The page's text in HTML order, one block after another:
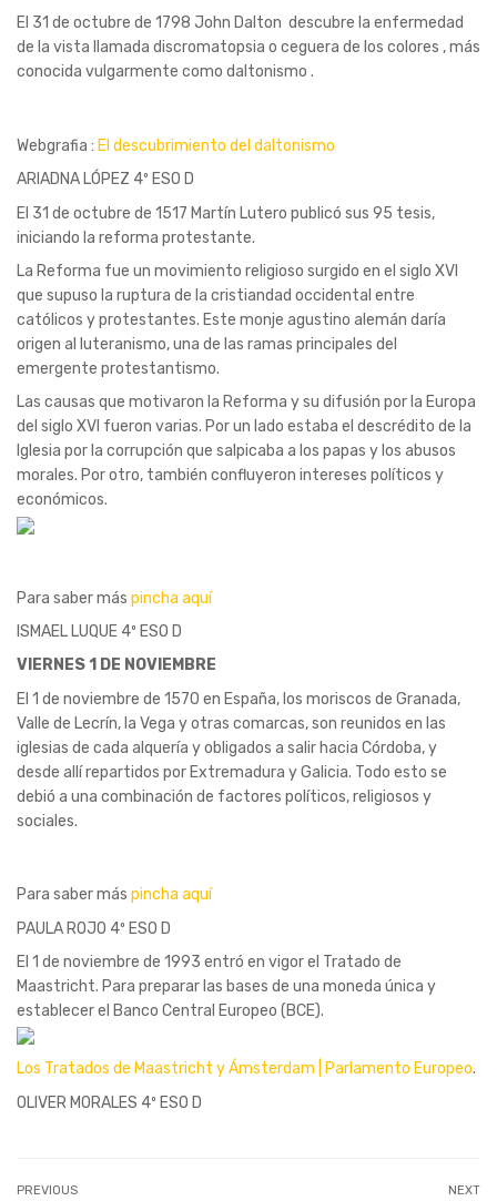
El 31 de octubre de 1798 John Dalton descubre la enfermedad
de la vista llamada discromatopsia o ceguera de los colores , más
conocida vulgarmente como daltonismo .
Webgrafia : El descubrimiento del daltonismo
ARIADNA LÓPEZ 4º ESO D
El 31 de octubre de 1517 Martín Lutero publicó sus 95 tesis,
iniciando la reforma protestante.
La Reforma fue un movimiento religioso surgido en el siglo XVI
que supuso la ruptura de la cristiandad occidental entre
católicos y protestantes. Este monje agustino alemán daría
origen al luteranismo, una de las ramas principales del
emergente protestantismo.
Las causas que motivaron la Reforma y su difusión por la Europa
del siglo XVI fueron varias. Por un lado estaba el descrédito de la
Iglesia por la corrupción que salpicaba a los papas y los abusos
morales. Por otro, también confluyeron intereses políticos y
económicos.
Para saber más pincha aquí
ISMAEL LUQUE 4º ESO D
VIERNES 1 DE NOVIEMBRE
El 1 de noviembre de 1570 en España, los moriscos de Granada,
Valle de Lecrín, la Vega y otras comarcas, son reunidos en las
iglesias de cada alquería y obligados a salir hacia Córdoba, y
desde allí repartidos por Extremadura y Galicia. Todo esto se
debió a una combinación de factores políticos, religiosos y
sociales.
Para saber más pincha aquí
PAULA ROJO 4º ESO D
El 1 de noviembre de 1993 entró en vigor el Tratado de
Maastricht. Para preparar las bases de una moneda única y
establecer el Banco Central Europeo (BCE).
Los Tratados de Maastricht y Ámsterdam | Parlamento Europeo.
OLIVER MORALES 4º ESO D
PREVIOUS NEXT